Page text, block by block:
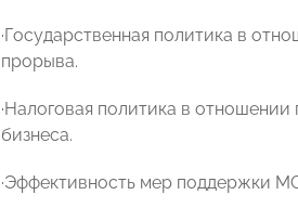
·Государственная политика в
прорыва.
·Налоговая политика в отношении
бизнеса.
·Эффективность мер поддержки